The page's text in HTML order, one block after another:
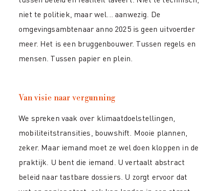
niet te politiek, maar wel... aanwezig. De
omgevingsambtenaar anno 2025 is geen uitvoerder
meer. Het is een bruggenbouwer. Tussen regels en
mensen. Tussen papier en plein.
Van visie naar vergunning
We spreken vaak over klimaatdoelstellingen,
mobiliteitstransities, bouwshift. Mooie plannen,
zeker. Maar iemand moet ze wel doen kloppen in de
praktijk. U bent die iemand. U vertaalt abstract
beleid naar tastbare dossiers. U zorgt ervoor dat